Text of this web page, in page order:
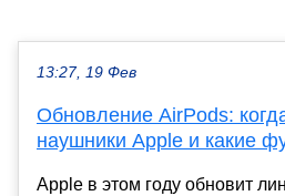
13:27, 19 Фев
Обновление AirPods:
наушники Apple и какие
Apple в этом году обновит